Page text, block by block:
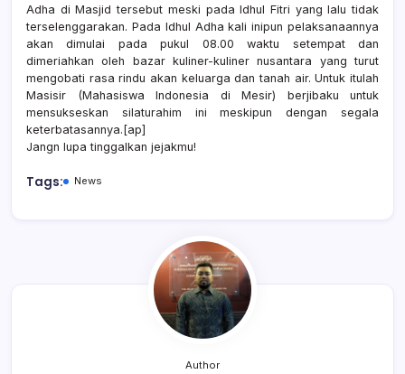
Adha di Masjid tersebut meski pada Idhul Fitri yang lalu tidak
terselenggarakan. Pada Idhul Adha kali inipun pelaksanaannya
akan dimulai pada pukul 08.00 waktu setempat dan
dimeriahkan oleh bazar kuliner-kuliner nusantara yang turut
mengobati rasa rindu akan keluarga dan tanah air. Untuk itulah
Masisir (Mahasiswa Indonesia di Mesir) berjibaku untuk
mensukseskan silaturahim ini meskipun dengan segala
keterbatasannya.[ap]
Jangn lupa tinggalkan jejakmu!
Tags: News
Author